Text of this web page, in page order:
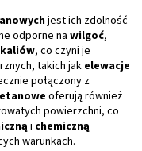
jest ich zdolność
odporne na wilgoć,
, co czyni je
takich jak elewacje
połączony z
oferują również
powierzchni, co
i chemiczną
warunkach.